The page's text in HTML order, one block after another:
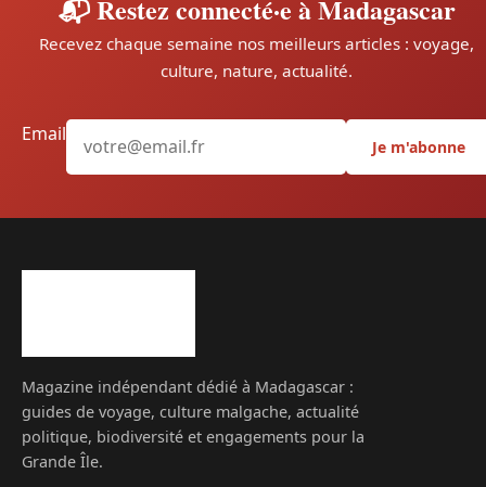
📬 Restez connecté·e à Madagascar
Recevez chaque semaine nos meilleurs articles : voyage,
culture, nature, actualité.
Email
Je m'abonne
Magazine indépendant dédié à Madagascar :
guides de voyage, culture malgache, actualité
politique, biodiversité et engagements pour la
Grande Île.